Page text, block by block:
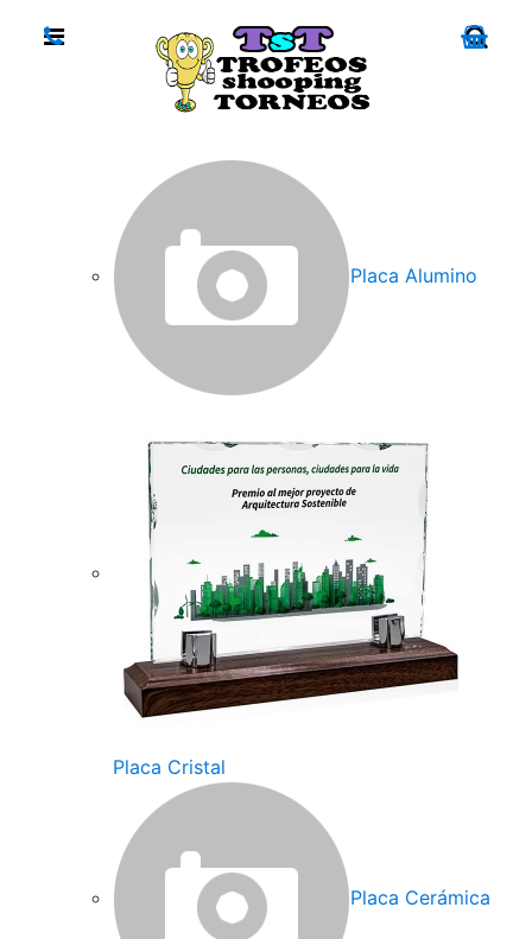
Placa Alumino
Placa Cristal
Placa Cerámica